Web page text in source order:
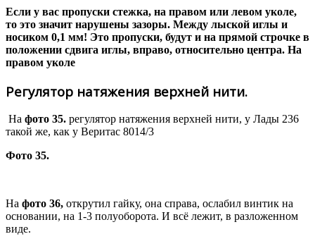
Если у вас пропуски стежка, на правом или левом уколе,
то это значит нарушены зазоры. Между лыской иглы и
носиком 0,1 мм! Это пропуски, будут и на прямой строчке в
положении сдвига иглы, вправо, относительно центра. На
правом уколе
Регулятор натяжения верхней нити.
На фото 35. регулятор натяжения верхней нити, у Лады 236
такой же, как у Веритас 8014/3
Фото 35.
На фото 36, открутил гайку, она справа, ослабил винтик на
основании, на 1-3 полуоборота. И всё лежит, в разложенном
виде.